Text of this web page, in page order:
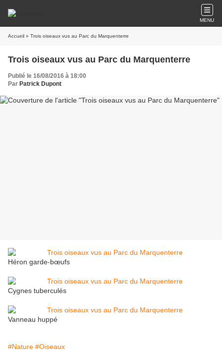
MENU
Accueil » Trois oiseaux vus au Parc du Marquenterre
Trois oiseaux vus au Parc du Marquenterre
Publié le 16/08/2016 à 18:00
Par Patrick Dupont
Héron garde-bœufs
Cygnes tuberculés
Vanneau huppé
#Nature #Oiseaux